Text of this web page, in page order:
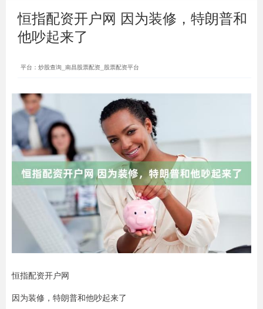
恒指配资开户网 因为装修，特朗普和
他吵起来了
平台：炒股查询_南昌股票配资_股票配资平台
恒指配资开户网
因为装修，特朗普和他吵起来了